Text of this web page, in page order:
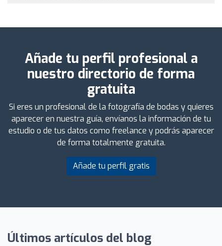
Añade tu perfil profesional a
nuestro directorio de forma
gratuita
Si eres un profesional de la fotografía de bodas y quieres
aparecer en nuestra guía, envíanos la información de tu
estudio o de tus datos como freelance y podrás aparecer
de forma totalmente gratuita.
Añade tu perfil gratis
Últimos artículos del blog